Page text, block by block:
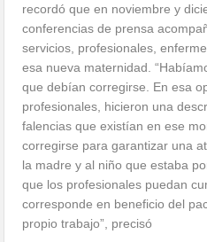
recordó que en noviembre y
conferencias de prensa
servicios, profesionales,
esa nueva maternidad.
que debían corregirse. En esa
profesionales, hicieron una
falencias que existían en ese
corregirse para garantizar una
la madre y al niño que estaba
que los profesionales puedan
corresponde en beneficio del
propio trabajo”, precisó